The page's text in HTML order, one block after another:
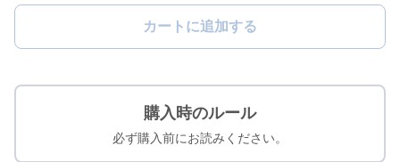
カートに追加する
購入時のルール
必ず購入前にお読みください。